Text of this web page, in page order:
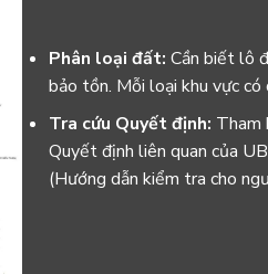
Phân loại đất: Cần biết lô
bảo tồn. Mỗi loại khu vực có
Tra cứu Quyết định: Tham
Quyết định liên quan của
(Hướng dẫn kiểm tra cho